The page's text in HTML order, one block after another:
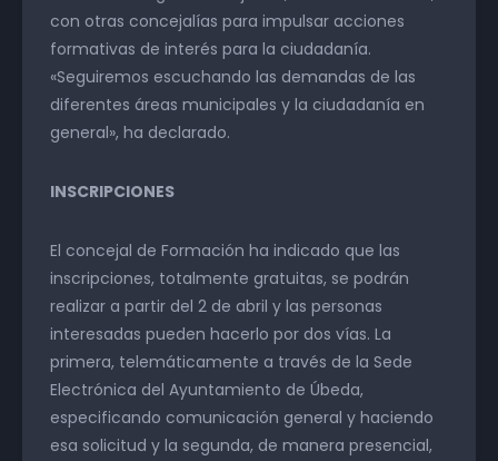
con otras concejalías para impulsar acciones
formativas de interés para la ciudadanía.
«Seguiremos escuchando las demandas de las
diferentes áreas municipales y la ciudadanía en
general», ha declarado.
INSCRIPCIONES
El concejal de Formación ha indicado que las
inscripciones, totalmente gratuitas, se podrán
realizar a partir del 2 de abril y las personas
interesadas pueden hacerlo por dos vías. La
primera, telemáticamente a través de la Sede
Electrónica del Ayuntamiento de Úbeda,
especificando comunicación general y haciendo
esa solicitud y la segunda, de manera presencial,